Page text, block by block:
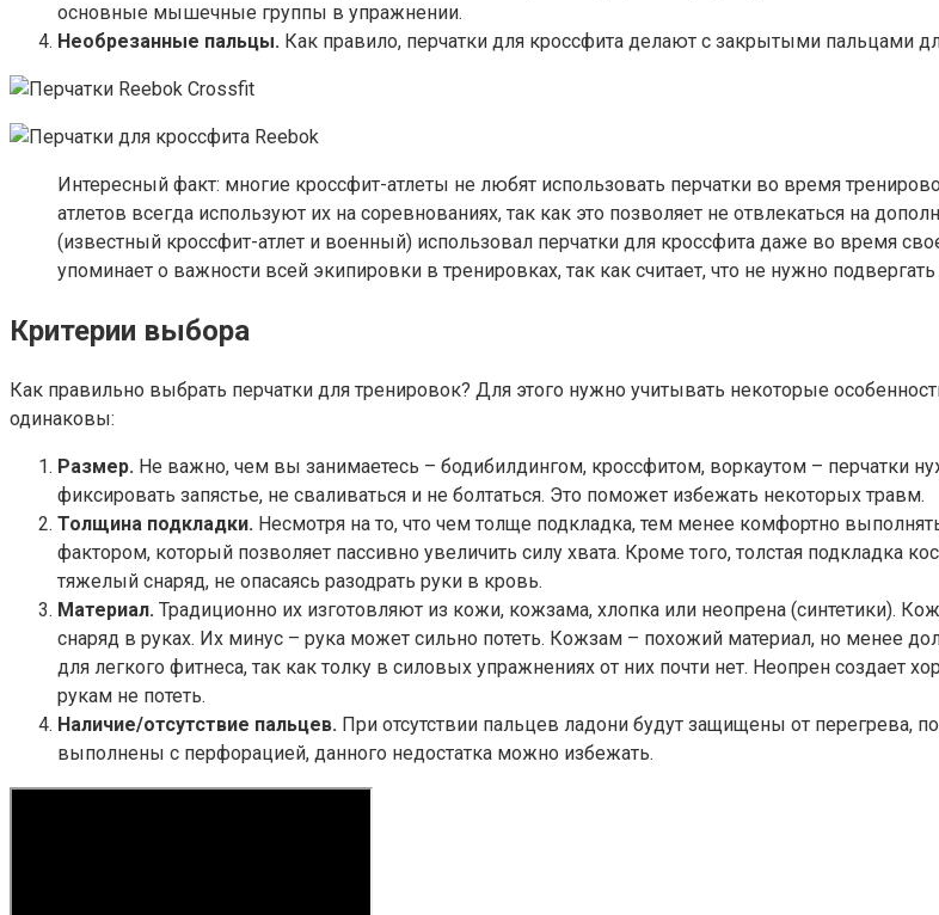
основные мышечные группы в упражнении.
Необрезанные пальцы. Как правило, перчатки для кроссфита делают с закрытыми пальцами
Интересный факт: многие кроссфит-атлеты не любят использовать перчатки во время
атлетов всегда используют их на соревнованиях, так как это позволяет не отвлекаться на
(известный кроссфит-атлет и военный) использовал перчатки для кроссфита даже во время
упоминает о важности всей экипировки в тренировках, так как считает, что не нужно
Критерии выбора
Как правильно выбрать перчатки для тренировок? Для этого нужно учитывать некоторые
одинаковы:
Размер. Не важно, чем вы занимаетесь – бодибилдингом, кроссфитом, воркаутом – перчатки
фиксировать запястье, не сваливаться и не болтаться. Это поможет избежать некоторых травм.
Толщина подкладки. Несмотря на то, что чем толще подкладка, тем менее комфортно
фактором, который позволяет пассивно увеличить силу хвата. Кроме того, толстая подкладка
тяжелый снаряд, не опасаясь разодрать руки в кровь.
Материал. Традиционно их изготовляют из кожи, кожзама, хлопка или неопрена (синтетики).
снаряд в руках. Их минус – рука может сильно потеть. Кожзам – похожий материал, но менее
для легкого фитнеса, так как толку в силовых упражнениях от них почти нет. Неопрен создает
рукам не потеть.
Наличие/отсутствие пальцев. При отсутствии пальцев ладони будут защищены от перегрева,
выполнены с перфорацией, данного недостатка можно избежать.